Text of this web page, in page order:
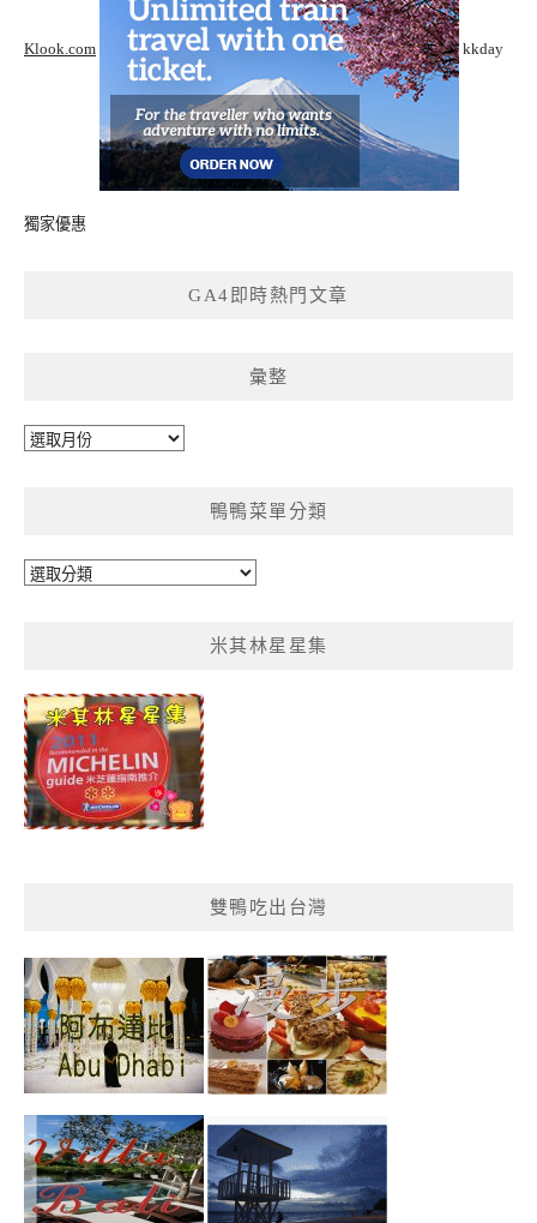
Klook.com kkday
獨家優惠
GA4即時熱門文章
彙整
彙
鴨鴨菜單分類
鴨
類
米其林星星集
雙鴨吃出台灣